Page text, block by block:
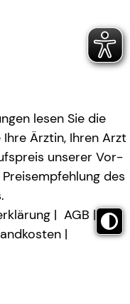
lesen Sie die
Ärztin, Ihren Arzt
unserer Vor-
des
AGB